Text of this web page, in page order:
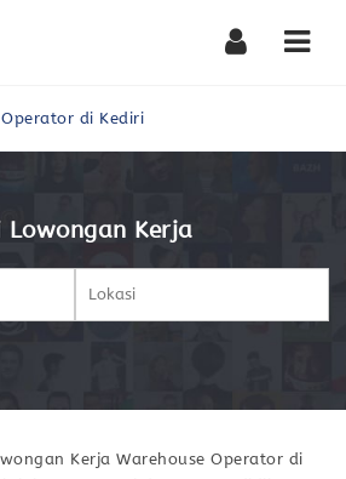
di Kediri
Lowongan Kerja
Kerja Warehouse Operator di